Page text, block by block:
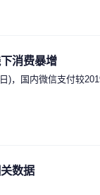
消费暴增
)，国内微信支付较
数据